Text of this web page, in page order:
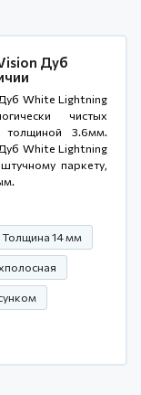
Дуб
White Lightning
чистых
3.6мм.
White Lightning
паркету,
Толщина 14 мм